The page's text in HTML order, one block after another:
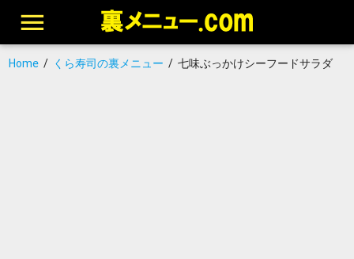
Home/ くら寿司の裏メニュー / 七味ぶっかけシーフードサラダ